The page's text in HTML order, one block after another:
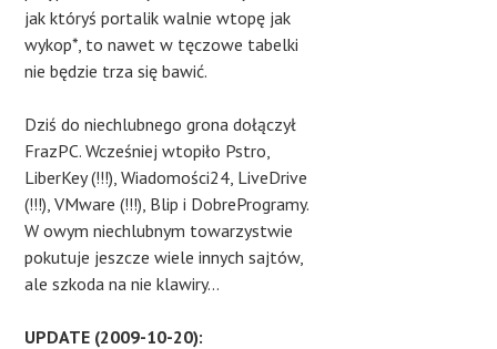
jak któryś portalik walnie wtopę jak
wykop*, to nawet w tęczowe tabelki
nie będzie trza się bawić.
Dziś do niechlubnego grona dołączył
FrazPC. Wcześniej wtopiło Pstro,
LiberKey (!!!), Wiadomości24, LiveDrive
(!!!), VMware (!!!), Blip i DobreProgramy.
W owym niechlubnym towarzystwie
pokutuje jeszcze wiele innych sajtów,
ale szkoda na nie klawiry…
UPDATE (2009-10-20):